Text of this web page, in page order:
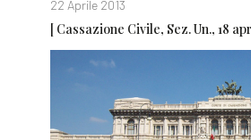
22 Aprile 2013
[ Cassazione Civile, Sez. Un., 18